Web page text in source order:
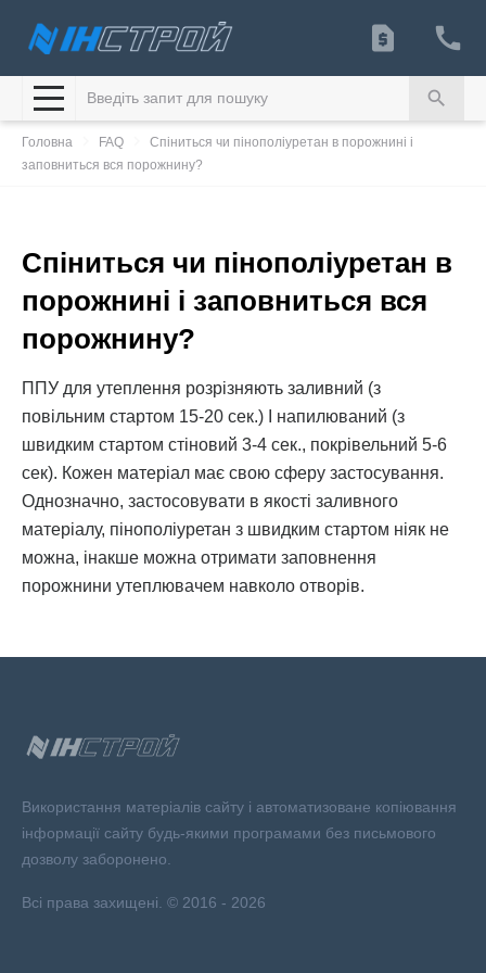
search
Головна FAQ
Спіниться чи пінополіуретан в порожнині і
заповниться вся порожнину?
Спіниться чи пінополіуретан в
порожнині і заповниться вся
порожнину?
ППУ для утеплення розрізняють заливний (з
повільним стартом 15-20 сек.) І напилюваний (з
швидким стартом стіновий 3-4 сек., покрівельний 5-6
сек). Кожен матеріал має свою сферу застосування.
Однозначно, застосовувати в якості заливного
матеріалу, пінополіуретан з швидким стартом ніяк не
можна, інакше можна отримати заповнення
порожнини утеплювачем навколо отворів.
Використання матеріалів сайту і автоматизоване копіювання
інформації сайту будь-якими програмами без письмового
дозволу заборонено.
Всі права захищені. © 2016 - 2026